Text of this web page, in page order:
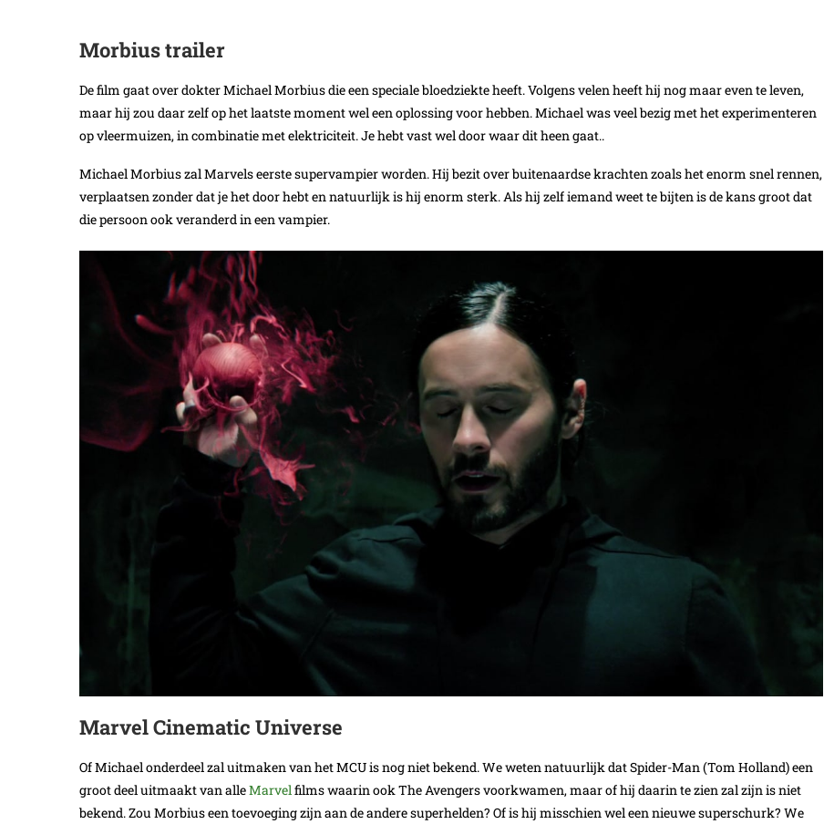
Morbius trailer
De film gaat over dokter Michael Morbius die een speciale bloedziekte heeft. Volgens velen heeft hij nog maar even te leven,
maar hij zou daar zelf op het laatste moment wel een oplossing voor hebben. Michael was veel bezig met het experimenteren
op vleermuizen, in combinatie met elektriciteit. Je hebt vast wel door waar dit heen gaat..
Michael Morbius zal Marvels eerste supervampier worden. Hij bezit over buitenaardse krachten zoals het enorm snel rennen,
verplaatsen zonder dat je het door hebt en natuurlijk is hij enorm sterk. Als hij zelf iemand weet te bijten is de kans groot dat
die persoon ook veranderd in een vampier.
Marvel Cinematic Universe
Of Michael onderdeel zal uitmaken van het MCU is nog niet bekend. We weten natuurlijk dat Spider-Man (Tom Holland) een
groot deel uitmaakt van alleMarvelfilms waarin ook The Avengers voorkwamen, maar of hij daarin te zien zal zijn is niet
bekend. Zou Morbius een toevoeging zijn aan de andere superhelden? Of is hij misschien wel een nieuwe superschurk? We